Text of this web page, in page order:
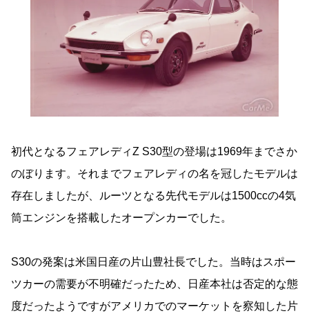
初代となるフェアレディZ S30型の登場は1969年までさか
のぼります。それまでフェアレディの名を冠したモデルは
存在しましたが、ルーツとなる先代モデルは1500ccの4気
筒エンジンを搭載したオープンカーでした。
S30の発案は米国日産の片山豊社長でした。当時はスポー
ツカーの需要が不明確だったため、日産本社は否定的な態
度だったようですがアメリカでのマーケットを察知した片